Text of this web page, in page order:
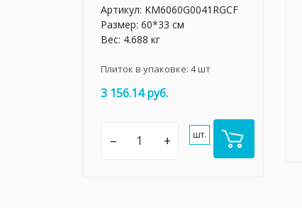
Артикул: KM6060G0041RGCF
Размер: 60*33 см
Вес: 4.688 кг
Плиток в упаковке: 4шт
3 156.14 руб.
– + шт.